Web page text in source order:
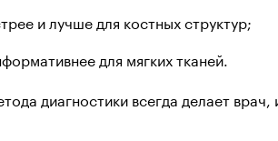
и лучше для костных структур;
для мягких тканей.
диагностики всегда делает